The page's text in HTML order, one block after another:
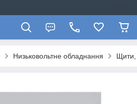
Низьковольтне обладнання Щити,